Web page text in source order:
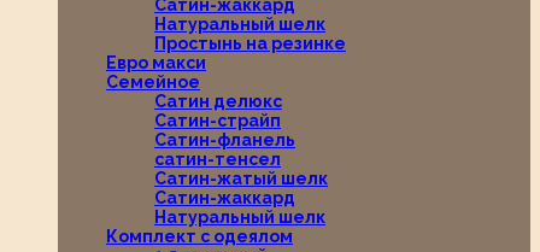
Сатин-жаккард
Натуральный шелк
Простынь на резинке
Евро макси
Семейное
Сатин делюкс
Сатин-страйп
Сатин-фланель
сатин-тенсел
Сатин-жатый шелк
Сатин-жаккард
Натуральный шелк
Комплект с одеялом